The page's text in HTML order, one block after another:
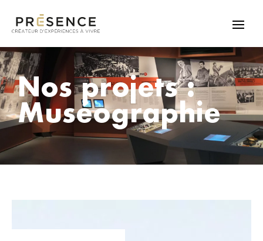
Nos projets : ​
Muséographie